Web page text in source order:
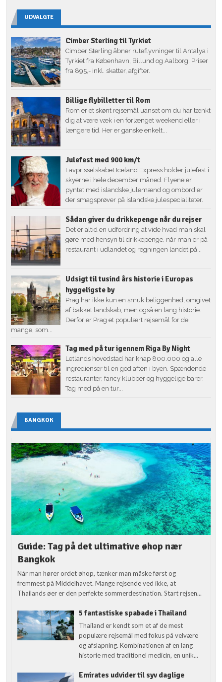
UDVALGTE
Cimber Sterling til Tyrkiet
Cimber Sterling åbner ruteflyvninger til Antalya i
Tyrkiet fra København, Billund og Aalborg. Priser
fra 895,- inkl. skatter, afgifter.
Billige flybilletter til Rom
Rom er et skønt rejsemål uanset om du har tænkt
dig at være væk i en forlænget weekend eller i
længere tid. Her er ganske enkelt...
Julefest med 900 km/t
Lavprisselskabet Iceland Express holder julefest i
skyerne i hele december måned. Flyene er
pyntet med islandske julemænd og ombord er
der smagsprøver på islandske julespecialiteter.
Sådan giver du drikkepenge når du rejser
Det er altid en udfordring at vide hvad man skal
gøre med hensyn til drikkepenge, når man er på
restaurant i udlandet og regningen landet på...
Udsigt til tusind års historie i Europas
hyggeligste by
Prag har ikke kun en smuk beliggenhed, omgivet
af bakket landskab, men også en lang historie.
Derfor er Prag et populært rejsemål for de
mange, som...
Tag med på tur igennem Riga By Night
Letlands hovedstad har knap 800.000 og alle
ingredienser til en god aften i byen. Spændende
restauranter, fancy klubber og hyggelige barer.
Tag med på en tur...
BANGKOK
Guide: Tag på det ultimative øhop nær
Bangkok
Når man hører ordet øhop, tænker man måske først og
fremmest på Middelhavet. Mange rejsende ved ikke, at
Thailands øer er den perfekte sommerdestination. Start rejsen...
5 fantastiske spabade i Thailand
Thailand er kendt som et af de mest
populære rejsemål med fokus på velvære
og afslapning. Kombinationen af en lang
historie med traditionel medicin, en unik...
Emirates udvider til syv daglige